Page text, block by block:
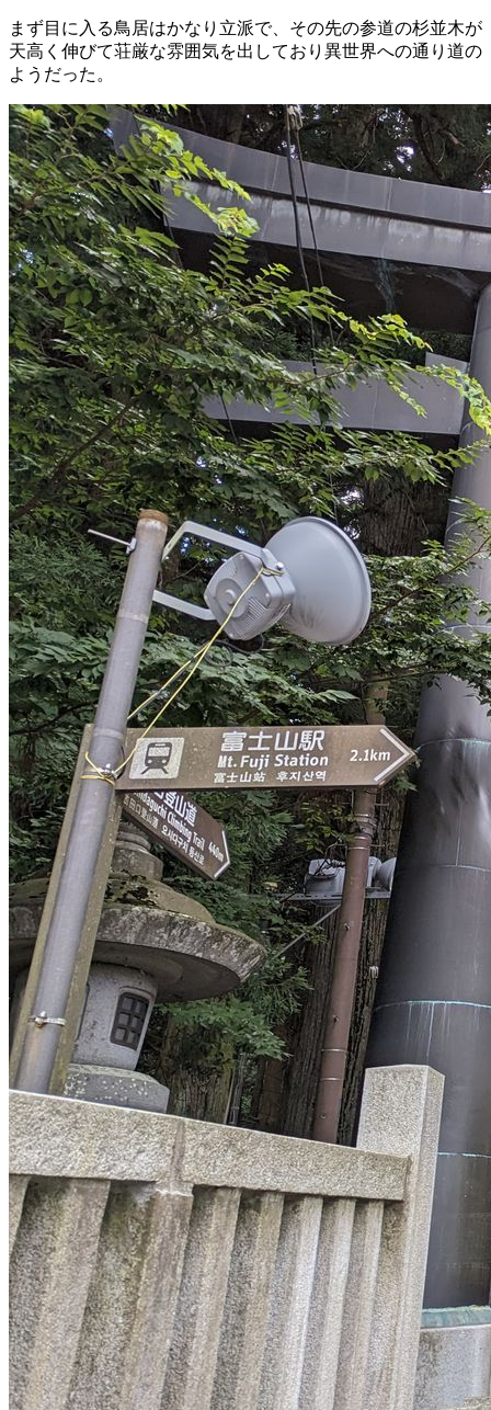
まず目に入る鳥居はかなり立派で、その先の参道の杉並木が
天高く伸びて荘厳な雰囲気を出しており異世界への通り道の
ようだった。